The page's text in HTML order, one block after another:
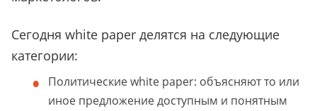
Сегодня white paper делятся на следующие
категории:
Политические white paper: объясняют то или
иное предложение доступным и понятным